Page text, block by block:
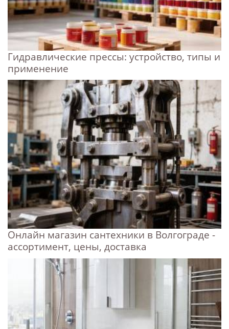
Гидравлические прессы: устройство, типы и
применение
Онлайн магазин сантехники в Волгограде -
ассортимент, цены, доставка